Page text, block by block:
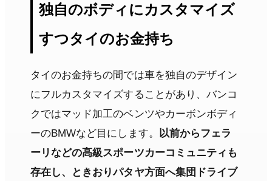
独自のボディにカスタマイズ
すつタイのお金持ち
タイのお金持ちの間では車を独自のデザイン
にフルカスタマイズすることがあり、バンコ
クではマッド加工のベンツやカーボンボディ
ーのBMWなど目にします。 以前からフェラ
ーリなどの高級スポーツカーコミュニティも
存在し、ときおりパタヤ方面へ集団ドライブ